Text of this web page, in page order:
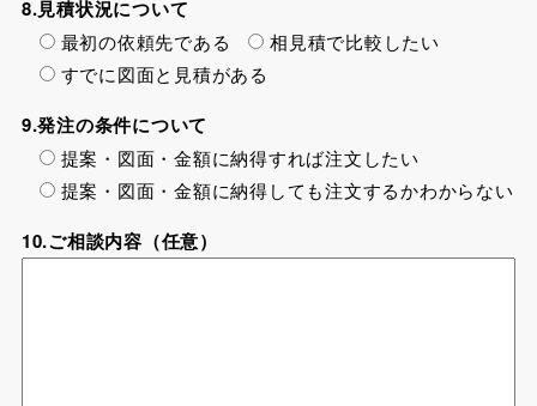
8.見積状況について
最初の依頼先である
相見積で比較したい
すでに図面と見積がある
9.発注の条件について
提案・図面・金額に納得すれば注文したい
提案・図面・金額に納得しても注文するかわからない
10.ご相談内容（任意）